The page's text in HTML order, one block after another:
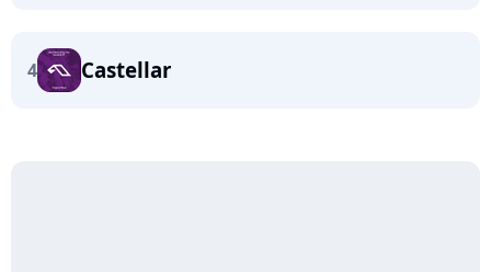
4 Castellar